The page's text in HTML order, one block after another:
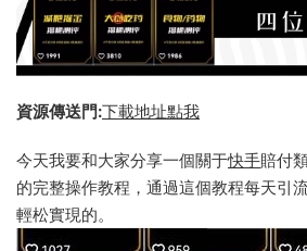
資源傳送門:下載地址點我
今天我要和大家分享一個關于快手賠付
的完整操作教程，通過這個教程每天引
輕松實現的。